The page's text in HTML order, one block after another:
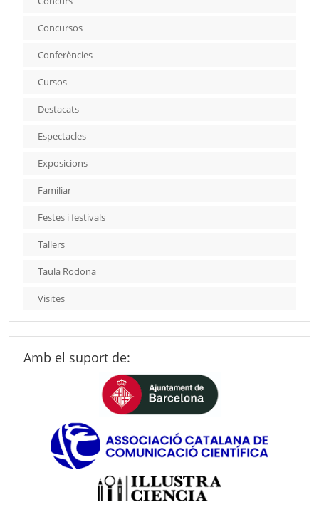
Concursos
Conferències
Cursos
Destacats
Espectacles
Exposicions
Familiar
Festes i festivals
Tallers
Taula Rodona
Visites
Amb el suport de: